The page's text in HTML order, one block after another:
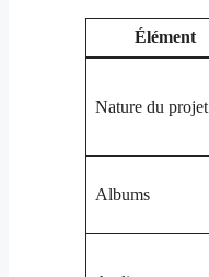
Élément
Nature du projet
Albums